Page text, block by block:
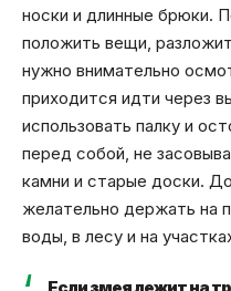
носки и длинные брюки.
положить вещи,
нужно внимательно
приходится идти через
использовать палку и
перед собой, не
камни и старые доски.
желательно держать на
воды, в лесу и на
Если змея лежит на